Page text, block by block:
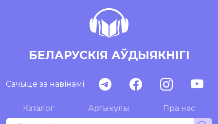
БЕЛАРУСКІЯ АЎДЫЯКНІГІ
Сачыце за навінамі:
Каталог Артыкулы Пра нас